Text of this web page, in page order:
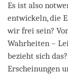
Es ist also
entwickeln, die
wir frei sein?
Wahrheiten –
bezieht sich
Erscheinungen